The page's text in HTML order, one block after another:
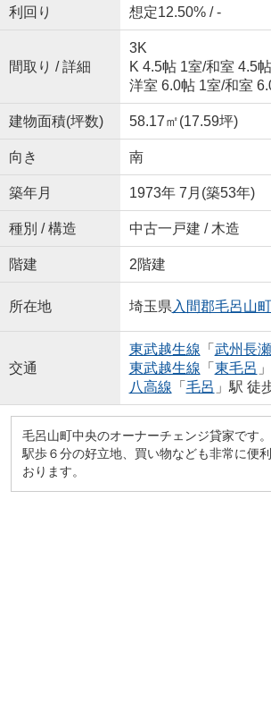
利回り 想定12.50% / -
間取り / 詳細
3K
K 4.5帖 1室/和室 4.5
洋室 6.0帖 1室/和室
建物面積(坪数) 58.17㎡(17.59坪)
向き 南
築年月 1973年 7月(築53年)
種別 / 構造 中古一戸建 / 木造
階建 2階建
所在地 埼玉県 入間郡毛呂山町
交通
東武越生線 「 武州長瀬
東武越生線 「 東毛呂
八高線 「 毛呂 」駅 徒
毛呂山町中央のオーナーチェンジ貸家です
駅歩６分の好立地、買い物なども非常に便
おります。